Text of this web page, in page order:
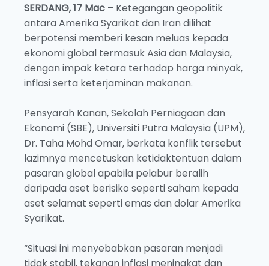
SERDANG, 17 Mac – Ketegangan geopolitik
antara Amerika Syarikat dan Iran dilihat
berpotensi memberi kesan meluas kepada
ekonomi global termasuk Asia dan Malaysia,
dengan impak ketara terhadap harga minyak,
inflasi serta keterjaminan makanan.
Pensyarah Kanan, Sekolah Perniagaan dan
Ekonomi (SBE), Universiti Putra Malaysia (UPM),
Dr. Taha Mohd Omar, berkata konflik tersebut
lazimnya mencetuskan ketidaktentuan dalam
pasaran global apabila pelabur beralih
daripada aset berisiko seperti saham kepada
aset selamat seperti emas dan dolar Amerika
Syarikat.
“Situasi ini menyebabkan pasaran menjadi
tidak stabil, tekanan inflasi meningkat dan